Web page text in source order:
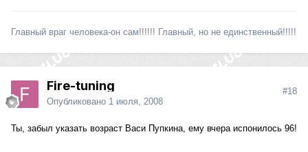
Главный враг человека-он сам!!!!!! Главный, но не единственный!!!!!
Fire-tuning
Опубликовано 1 июля, 2008
#18
Ты, забыл указать возраст Васи Пупкина, ему вчера испонилось 96!